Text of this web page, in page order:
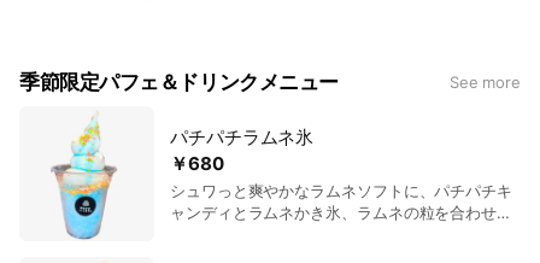
季節限定パフェ＆ドリンクメニュー See more
￥680
パチパチラムネ氷
シュワっと爽やかなラムネソフトに、パチパチキ
ャンディとラムネかき氷、ラムネの粒を合わせた